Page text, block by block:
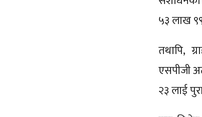
५३ लाख
तथापि,
एसपीजी
२३ लाई